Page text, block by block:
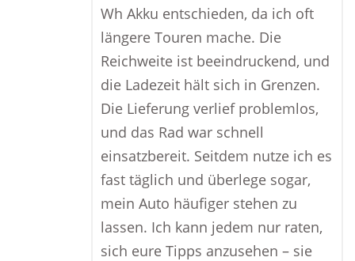
Wh Akku entschieden, da ich oft
längere Touren mache. Die
Reichweite ist beeindruckend, und
die Ladezeit hält sich in Grenzen.
Die Lieferung verlief problemlos,
und das Rad war schnell
einsatzbereit. Seitdem nutze ich es
fast täglich und überlege sogar,
mein Auto häufiger stehen zu
lassen. Ich kann jedem nur raten,
sich eure Tipps anzusehen – sie